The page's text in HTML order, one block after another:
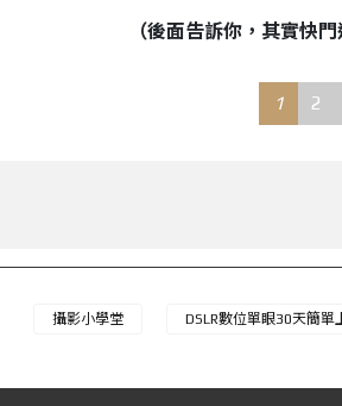
（後面告訴你，其實快
1 2
攝影小學堂 DSLR數位單眼30天簡單